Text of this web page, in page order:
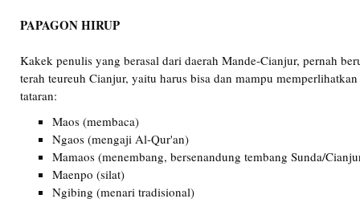
PAPAGON HIRUP
Kakek penulis yang berasal dari daerah Mande-Cianjur, pernah
terah teureuh Cianjur, yaitu harus bisa dan mampu
tataran:
Maos (membaca)
Ngaos (mengaji Al-Qur'an)
Mamaos (menembang, bersenandung tembang Sunda/
Maenpo (silat)
Ngibing (menari tradisional)